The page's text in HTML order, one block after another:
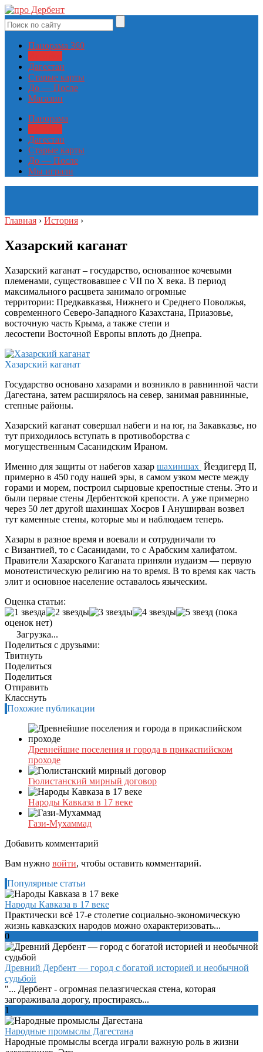
Панорама 360
Дагестан
Старые карты
До — После
Магазин
Панорама
Дагестан
Старые карты
До — После
Мы играли
Главная › История ›
Хазарский каганат
Хазарский каганат – государство, основанное кочевыми
племенами, существовавшее с VII по X века. В период
максимального расцвета занимало огромные
территории: Предкавказья, Нижнего и Среднего Поволжья,
современного Северо-Западного Казахстана, Приазовье,
восточную часть Крыма, а также степи и
лесостепи Восточной Европы вплоть до Днепра.
Хазарский каганат
Государство основано хазарами и возникло в равнинной части
Дагестана, затем расширялось на север, занимая равнинные,
степные районы.
Хазарский каганат совершал набеги и на юг, на Закавказье, но
тут приходилось вступать в противоборства с
могущественным Сасанидским Ираном.
Именно для защиты от набегов хазар шахиншах Йездигерд II,
примерно в 450 году нашей эры, в самом узком месте между
горами и морем, построил сырцовые крепостные стены. Это и
были первые стены Дербентской крепости. А уже примерно
через 50 лет другой шахиншах Хосров I Ануширван возвел
тут каменные стены, которые мы и наблюдаем теперь.
Хазары в разное время и воевали и сотрудничали то
с Византией, то с Сасанидами, то с Арабским халифатом.
Правители Хазарского Каганата приняли иудаизм — первую
монотеистическую религию на то время. В то время как часть
элит и основное население оставалось языческим.
Оценка статьи:
(пока
оценок нет)
Загрузка...
Поделиться с друзьями:
Твитнуть
Поделиться
Поделиться
Отправить
Класснуть
Похожие публикации
Древнейшие поселения и города в прикаспийском
проходе
Гюлистанский мирный договор
Народы Кавказа в 17 веке
Гази-Мухаммад
Добавить комментарий
Вам нужно войти, чтобы оставить комментарий.
Популярные статьи
Народы Кавказа в 17 веке
Практически всё 17-е столетие социально-экономическую
жизнь кавказских народов можно охарактеризовать...
0
Древний Дербент — город с богатой историей и необычной
судьбой
"... Дербент - огромная пелазгическая стена, которая
загораживала дорогу, простираясь...
1
Народные промыслы Дагестана
Народные промыслы всегда играли важную роль в жизни